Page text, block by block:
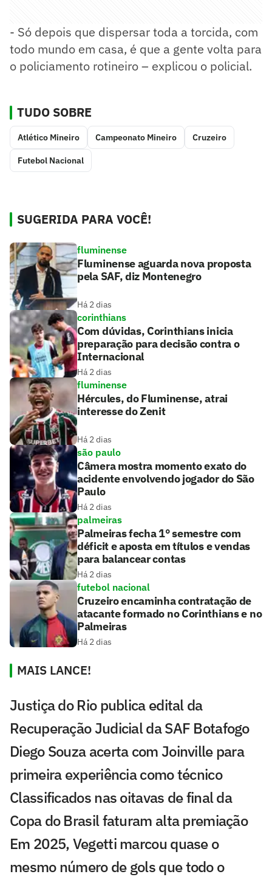
- Só depois que dispersar toda a torcida, com
todo mundo em casa, é que a gente volta para
o policiamento rotineiro – explicou o policial.
TUDO SOBRE
Atlético Mineiro Campeonato Mineiro Cruzeiro
Futebol Nacional
SUGERIDA PARA VOCÊ!
fluminense
Fluminense aguarda nova proposta
pela SAF, diz Montenegro
Há 2 dias
corinthians
Com dúvidas, Corinthians inicia
preparação para decisão contra o
Internacional
Há 2 dias
fluminense
Hércules, do Fluminense, atrai
interesse do Zenit
Há 2 dias
são paulo
Câmera mostra momento exato do
acidente envolvendo jogador do São
Paulo
Há 2 dias
palmeiras
Palmeiras fecha 1° semestre com
déficit e aposta em títulos e vendas
para balancear contas
Há 2 dias
futebol nacional
Cruzeiro encaminha contratação de
atacante formado no Corinthians e no
Palmeiras
Há 2 dias
MAIS LANCE!
Justiça do Rio publica edital da
Recuperação Judicial da SAF Botafogo
Diego Souza acerta com Joinville para
primeira experiência como técnico
Classificados nas oitavas de final da
Copa do Brasil faturam alta premiação
Em 2025, Vegetti marcou quase o
mesmo número de gols que todo o